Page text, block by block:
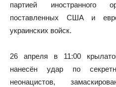
партией иностранного
поставленных США и
украинских войск.
26 апреля в 11:00
нанесён удар по
неонацистов,